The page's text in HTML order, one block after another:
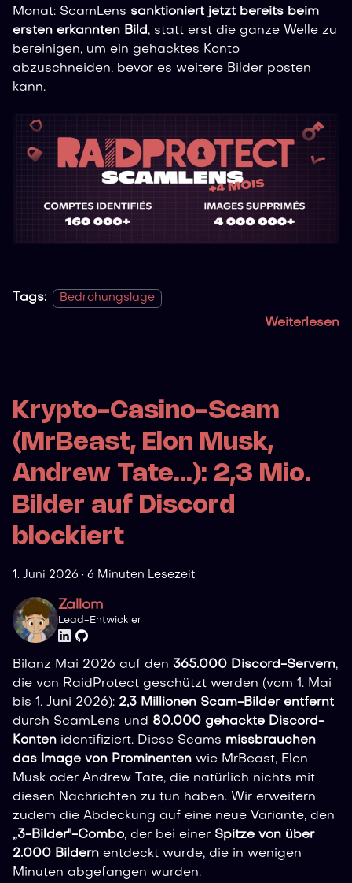
Monat: ScamLens sanktioniert jetzt bereits beim
ersten erkannten Bild, statt erst die ganze Welle zu
bereinigen, um ein gehacktes Konto
abzuschneiden, bevor es weitere Bilder posten
kann.
Tags: Bedrohungslage
Weiterlesen
Krypto-Casino-Scam
(MrBeast, Elon Musk,
Andrew Tate...): 2,3 Mio.
Bilder auf Discord
blockiert
1. Juni 2026 · 6 Minuten Lesezeit
Zallom
Lead-Entwickler
Bilanz Mai 2026 auf den 365.000 Discord-Servern,
die von RaidProtect geschützt werden (vom 1. Mai
bis 1. Juni 2026): 2,3 Millionen Scam-Bilder entfernt
durch ScamLens und 80.000 gehackte Discord-
Konten identifiziert. Diese Scams missbrauchen
das Image von Prominenten wie MrBeast, Elon
Musk oder Andrew Tate, die natürlich nichts mit
diesen Nachrichten zu tun haben. Wir erweitern
zudem die Abdeckung auf eine neue Variante, den
„3-Bilder"-Combo, der bei einer Spitze von über
2.000 Bildern entdeckt wurde, die in wenigen
Minuten abgefangen wurden.